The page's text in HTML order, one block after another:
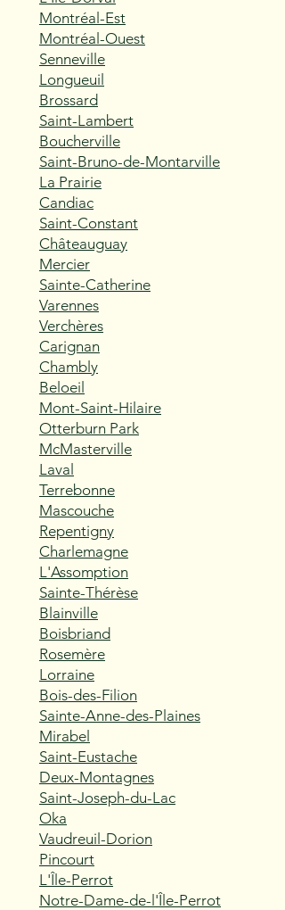
Montréal-Est
Montréal-Ouest
Senneville
Longueuil
Brossard
Saint-Lambert
Boucherville
Saint-Bruno-de-Montarville
La Prairie
Candiac
Saint-Constant
Châteauguay
Mercier
Sainte-Catherine
Varennes
Verchères
Carignan
Chambly
Beloeil
Mont-Saint-Hilaire
Otterburn Park
McMasterville
Laval
Terrebonne
Mascouche
Repentigny
Charlemagne
L'Assomption
Sainte-Thérèse
Blainville
Boisbriand
Rosemère
Lorraine
Bois-des-Filion
Sainte-Anne-des-Plaines
Mirabel
Saint-Eustache
Deux-Montagnes
Saint-Joseph-du-Lac
Oka
Vaudreuil-Dorion
Pincourt
L'Île-Perrot
Notre-Dame-de-l'Île-Perrot